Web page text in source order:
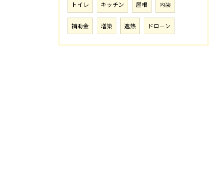
トイレ キッチン 屋根 内装
補助金 増築 遮熱 ドローン